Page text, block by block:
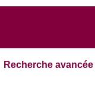
Recherche avancée